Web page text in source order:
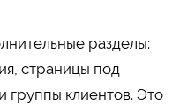
разделы:
страницы под
группы клиентов. Это